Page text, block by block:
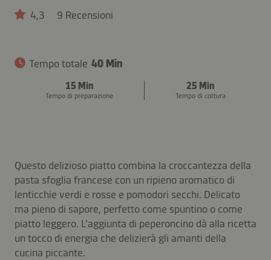
4,3 9 Recensioni
Tempo totale 40 Min
15 Min
Tempo di preparazione
25 Min
Tempo di cottura
Questo delizioso piatto combina la croccantezza della
pasta sfoglia francese con un ripieno aromatico di
lenticchie verdi e rosse e pomodori secchi. Delicato
ma pieno di sapore, perfetto come spuntino o come
piatto leggero. L'aggiunta di peperoncino dà alla ricetta
un tocco di energia che delizierà gli amanti della
cucina piccante.